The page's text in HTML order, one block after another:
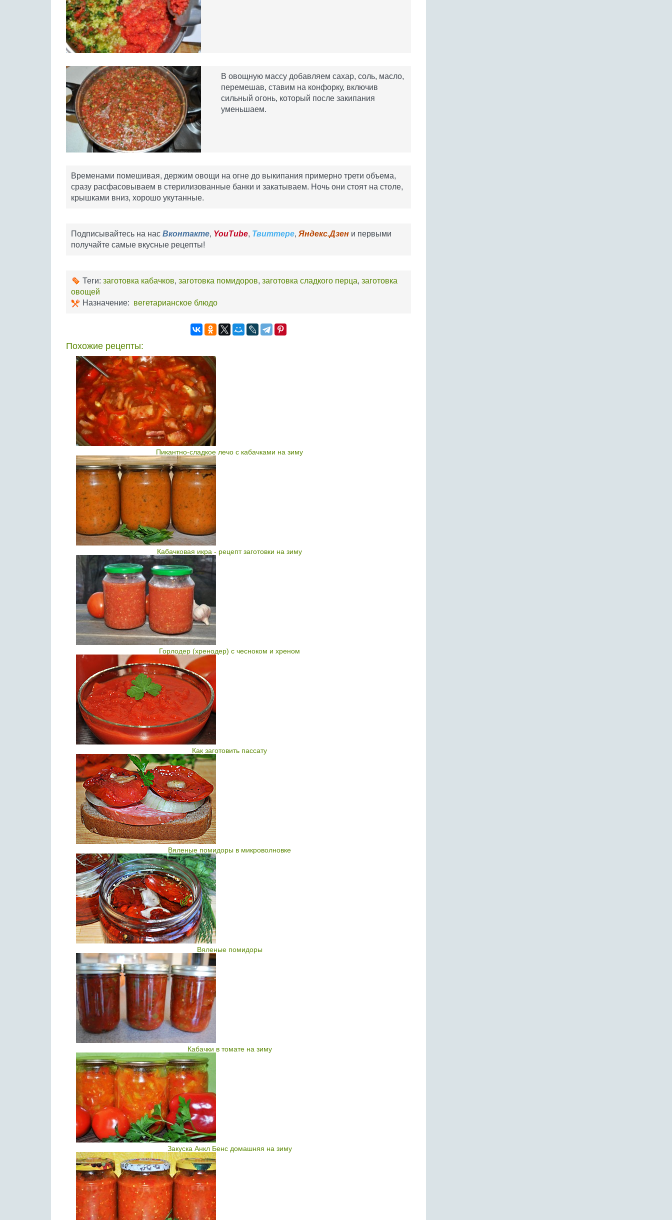
В овощную массу добавляем сахар, соль, масло,
перемешав, ставим на конфорку, включив
сильный огонь, который после закипания
уменьшаем.
Временами помешивая, держим овощи на огне до выкипания примерно трети объема,
сразу расфасовываем в стерилизованные банки и закатываем. Ночь они стоят на столе,
крышками вниз, хорошо укутанные.
Подписывайтесь на нас Вконтакте, YouTube, Твиттере, Яндекс.Дзен и первыми
получайте самые вкусные рецепты!
Теги: заготовка кабачков, заготовка помидоров, заготовка сладкого перца, заготовка
овощей
Назначение: вегетарианское блюдо
Похожие рецепты:
Пикантно-сладкое лечо с кабачками на зиму
Кабачковая икра - рецепт заготовки на зиму
Горлодер (хренодер) с чесноком и хреном
Как заготовить пассату
Вяленые помидоры в микроволновке
Вяленые помидоры
Кабачки в томате на зиму
Закуска Анкл Бенс домашняя на зиму